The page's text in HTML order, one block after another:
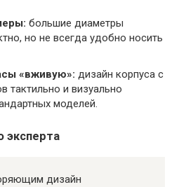
большие диаметры
но не всегда удобно носить
«вживую»: дизайн корпуса с
тактильно и визуально
моделей.
эксперта
дизайн